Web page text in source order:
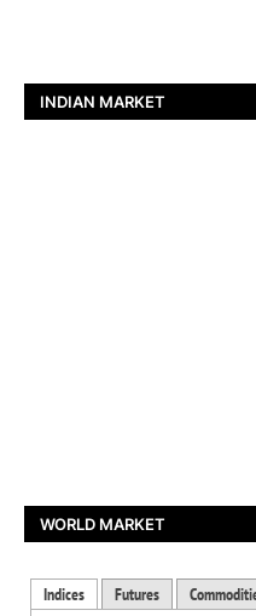
INDIAN MARKET
WORLD MARKET